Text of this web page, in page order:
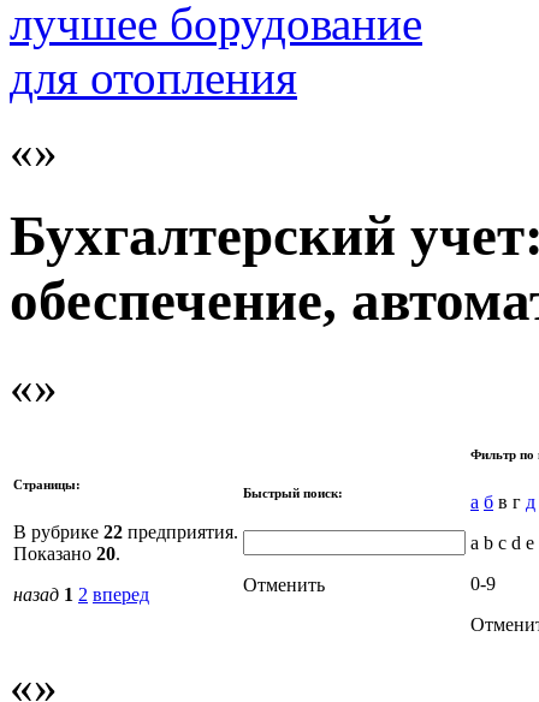
Бухгалтерский
обеспечение,
Страницы:
В рубрике 22 предприятия.
Показано 20.
назад 1 2 вперед
Быстрый поиск:
Отменить
Фильтр по
а б в г д
a b c d
0-9